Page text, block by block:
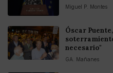
Miguel P. Montes
Óscar
necesario"
GA. Mañanes